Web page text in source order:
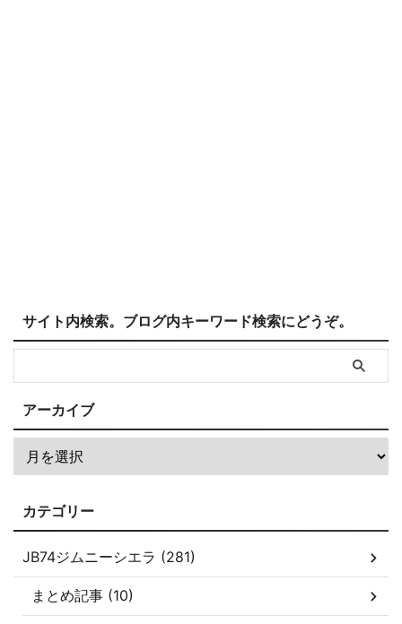
サイト内検索。ブログ内キーワード検索にどうぞ。
アーカイブ
カテゴリー
JB74ジムニーシエラ (281)
まとめ記事 (10)